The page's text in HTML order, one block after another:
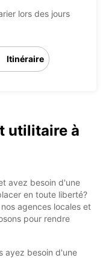
lors des jours
Itinéraire
utilitaire à
avez besoin d'une
en toute liberté?
agences locales et
pour rendre
ayez besoin d'une